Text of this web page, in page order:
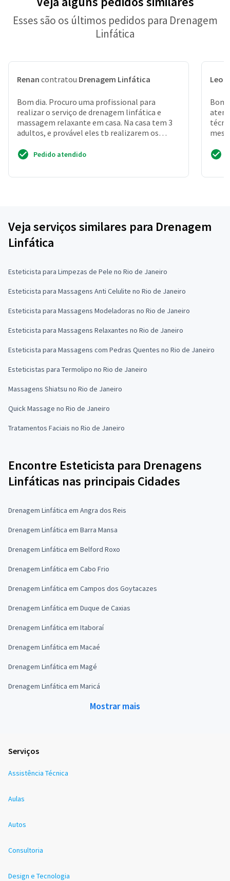
Esses são os últimos pedidos para Drenagem
Linfática
Renan contratou Drenagem Linfática
Bom dia. Procuro uma profissional para
realizar o serviço de drenagem linfática e
massagem relaxante em casa. Na casa tem 3
adultos, e provável eles tb realizarem os
Pedido atendido
Bom
Veja serviços similares para Drenagem
Linfática
Esteticista para Limpezas de Pele no Rio de Janeiro
Esteticista para Massagens Anti Celulite no Rio de Janeiro
Esteticista para Massagens Modeladoras no Rio de Janeiro
Esteticista para Massagens Relaxantes no Rio de Janeiro
Esteticista para Massagens com Pedras Quentes no Rio de Janeiro
Esteticistas para Termolipo no Rio de Janeiro
Massagens Shiatsu no Rio de Janeiro
Quick Massage no Rio de Janeiro
Tratamentos Faciais no Rio de Janeiro
Encontre Esteticista para Drenagens
Linfáticas nas principais Cidades
Drenagem Linfática em Angra dos Reis
Drenagem Linfática em Barra Mansa
Drenagem Linfática em Belford Roxo
Drenagem Linfática em Cabo Frio
Drenagem Linfática em Campos dos Goytacazes
Drenagem Linfática em Duque de Caxias
Drenagem Linfática em Itaboraí
Drenagem Linfática em Macaé
Drenagem Linfática em Magé
Drenagem Linfática em Maricá
Mostrar mais
Serviços
Assistência Técnica
Aulas
Autos
Consultoria
Design e Tecnologia